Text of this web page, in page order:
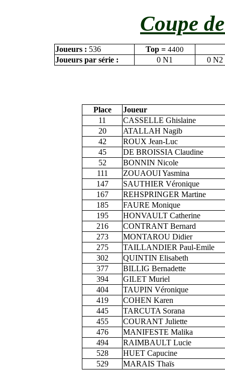
Coupe
Joueurs : 536 Top = 4400
Joueurs par série : 0 N1 0 N2
Place
Joueur
11
CASSELLE Ghislaine
20
ATALLAH Nagib
42
ROUX Jean-Luc
45
DE BROISSIA Claudine
52
BONNIN Nicole
111
ZOUAOUI Yasmina
147
SAUTHIER Véronique
167
REHSPRINGER Martine
185
FAURE Monique
195
HONVAULT Catherine
216
CONTRANT Bernard
273
MONTAROU Didier
275
TAILLANDIER Paul-Emile
302
QUINTIN Elisabeth
377
BILLIG Bernadette
394
GILET Muriel
404
TAUPIN Véronique
419
COHEN Karen
445
TARCUTA Sorana
455
COURANT Juliette
476
MANIFESTE Malika
494
RAIMBAULT Lucie
528
HUET Capucine
529
MARAIS Thaïs